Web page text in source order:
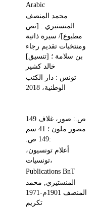
Arabic
محمد المنصف
المنستيري : ‏[نص
مطبوع]‏‏/ ‏سيرة ذاتية
ومنتخبات‏‏ ‏‏تقديم رجاء
بن سلامة‏ ؛ ‏[تنسيق]
خالد كشير
تونس‏ : ‏دار الكتب
الوطنية‏، ‏2018
149 ص.‏: ‏صور، غلاف
مصور ملون‏ ؛ ‏41 سم
149 ص.‏:
أعلام تونسيون،
تونسيات‏‏،
Publications BnT
المنستيري, محمد
المنصف 1901م-1971
‏تكريم